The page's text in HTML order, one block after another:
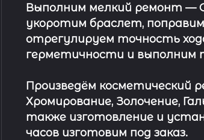
Выполним мелкий ремонт —
укоротим браслет,
отрегулируем точность
герметичности и выполним
Произведём косметический
Хромирование, Золочение,
также изготовление и
часов изготовим под заказ.